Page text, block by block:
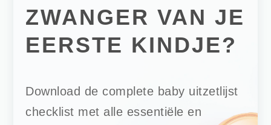
ZWANGER VAN JE
EERSTE KINDJE?
Download de complete baby uitzetlijst
checklist met alle essentiële en